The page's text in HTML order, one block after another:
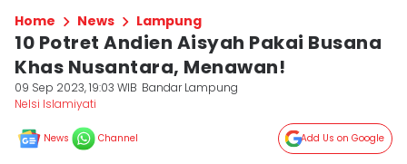
Home News Lampung
10 Potret Andien Aisyah Pakai Busana
Khas Nusantara, Menawan!
09 Sep 2023, 19:03 WIB Bandar Lampung
Nelsi Islamiyati
News Channel Add Us on Google